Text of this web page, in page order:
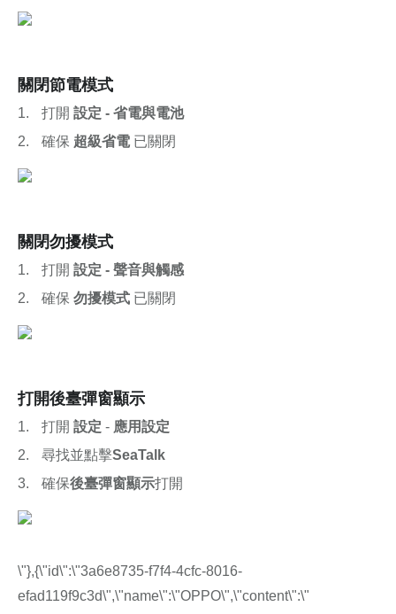
關閉節電模式
打開 設定 - 省電與電池
確保 超級省電 已關閉
關閉勿擾模式
打開 設定 - 聲音與觸感
確保 勿擾模式 已關閉
打開後臺彈窗顯示
打開 設定 - 應用設定
尋找並點擊SeaTalk
確保後臺彈窗顯示打開
\"},{\"id\":\"3a6e8735-f7f4-4cfc-8016-
efad119f9c3d\",\"name\":\"OPPO\",\"content\":\"